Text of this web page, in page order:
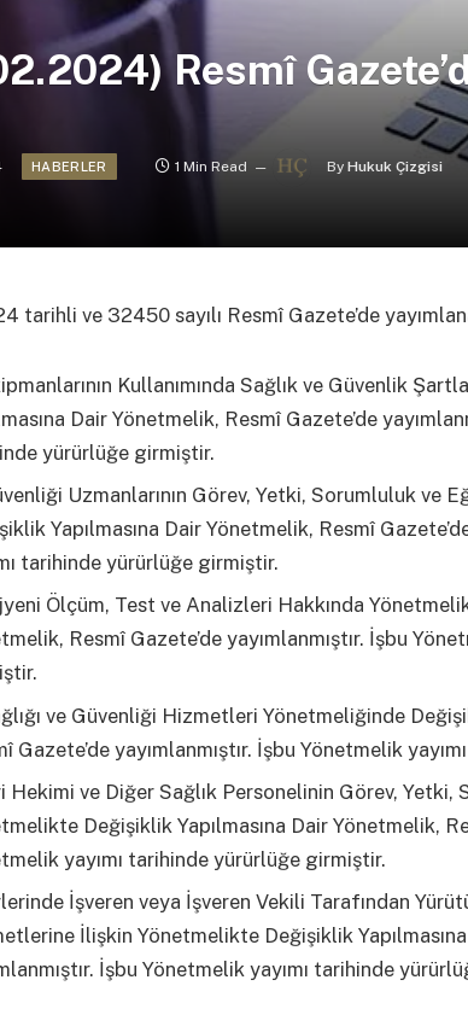
Resmî
HABERLER 1 Min Read By Hukuk Çizgisi
tarihli ve 32450 sayılı Resmî Gazete’de
Kullanımında Sağlık ve Güvenlik
Dair Yönetmelik, Resmî Gazete’de
yürürlüğe girmiştir.
Uzmanlarının Görev, Yetki, Sorumluluk ve
Yapılmasına Dair Yönetmelik, Resmî
tarihinde yürürlüğe girmiştir.
Ölçüm, Test ve Analizleri Hakkında
Resmî Gazete’de yayımlanmıştır. İşbu
ve Güvenliği Hizmetleri Yönetmeliğinde
Gazete’de yayımlanmıştır. İşbu Yönetmelik
Hekimi ve Diğer Sağlık Personelinin Görev,
Değişiklik Yapılmasına Dair Yönetmelik,
yayımı tarihinde yürürlüğe girmiştir.
İşveren veya İşveren Vekili Tarafından
İlişkin Yönetmelikte Değişiklik
İşbu Yönetmelik yayımı tarihinde